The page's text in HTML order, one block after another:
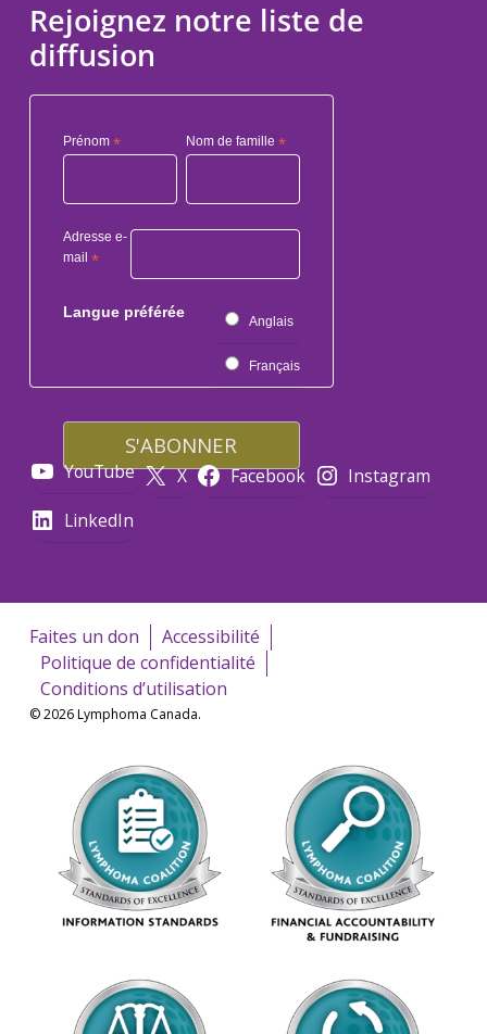
Rejoignez notre liste de
diffusion
Prénom * Nom de famille*
Adresse e-
mail *
Langue préférée
Anglais
Français
YouTube X Facebook
Instagram
LinkedIn
Faites un don
Accessibilité
Politique de confidentialité
Conditions d’utilisation
© 2026 Lymphoma Canada.